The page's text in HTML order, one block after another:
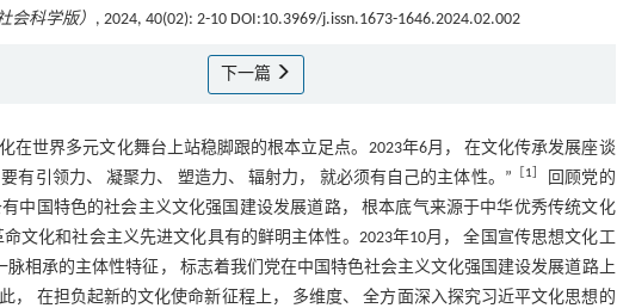
会科学版） , 2024, 40(02): 2-10 DOI:10.3969/j.issn.1673-1646.2024.02.002
下一篇
世界多元文化舞台上站稳脚跟的根本立足点。2023年6月， 在文化传承发展座谈
有引领力、 凝聚力、 塑造力、 辐射力， 就必须有自己的主体性。”
1
回顾党的
中国特色的社会主义文化强国建设发展道路， 根本底气来源于中华优秀传统文化
文化和社会主义先进文化具有的鲜明主体性。2023年10月， 全国宣传思想文化工
相承的主体性特征， 标志着我们党在中国特色社会主义文化强国建设发展道路上
， 在担负起新的文化使命新征程上， 多维度、 全方面深入探究习近平文化思想的